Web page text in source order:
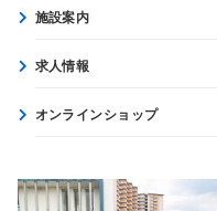
施設案内
求人情報
オンラインショップ